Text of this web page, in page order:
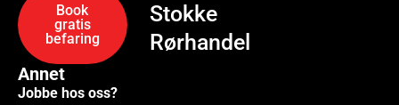
Book
gratis
befaring
Annet
Jobbe hos oss?
Stokke
Rørhandel